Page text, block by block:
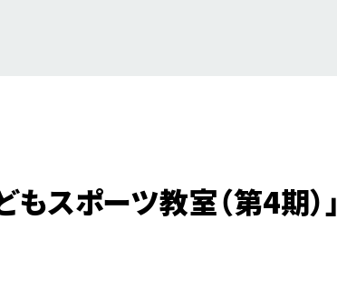
スポーツ教室（第4期）」